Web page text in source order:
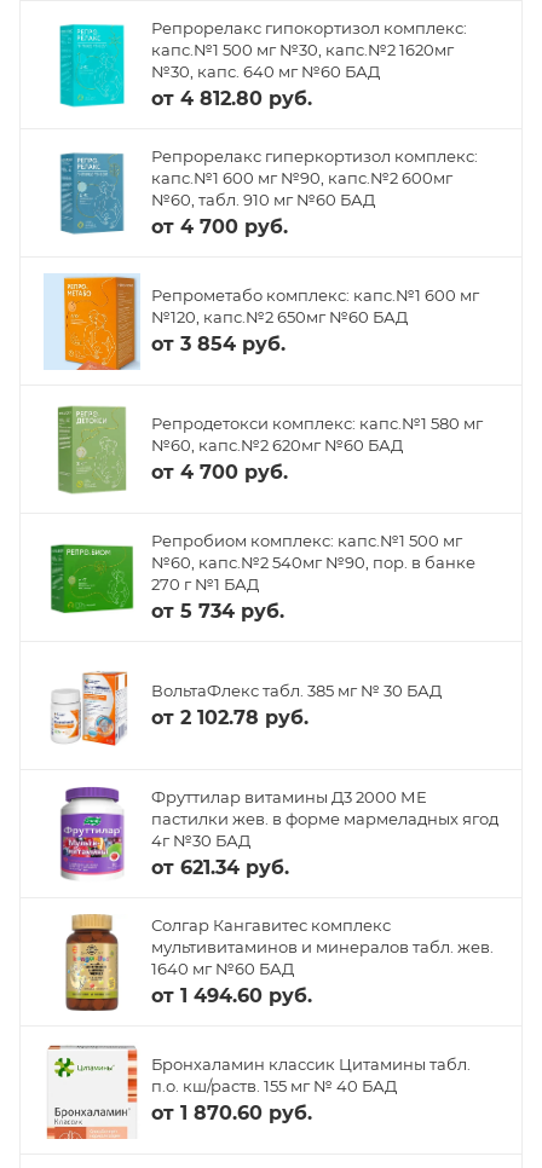
Репрорелакс гипокортизол комплекс:
капс.№1 500 мг №30, капс.№2 1620мг
№30, капс. 640 мг №60 БАД
от 4 812.80 руб.
Репрорелакс гиперкортизол комплекс:
капс.№1 600 мг №90, капс.№2 600мг
№60, табл. 910 мг №60 БАД
от 4 700 руб.
Репрометабо комплекс: капс.№1 600 мг
№120, капс.№2 650мг №60 БАД
от 3 854 руб.
Репродетокси комплекс: капс.№1 580 мг
№60, капс.№2 620мг №60 БАД
от 4 700 руб.
Репробиом комплекс: капс.№1 500 мг
№60, капс.№2 540мг №90, пор. в банке
270 г №1 БАД
от 5 734 руб.
ВольтаФлекс табл. 385 мг № 30 БАД
от 2 102.78 руб.
Фруттилар витамины Д3 2000 МЕ
пастилки жев. в форме мармеладных ягод
4г №30 БАД
от 621.34 руб.
Солгар Кангавитес комплекс
мультивитаминов и минералов табл. жев.
1640 мг №60 БАД
от 1 494.60 руб.
Бронхаламин классик Цитамины табл.
п.о. кш/раств. 155 мг № 40 БАД
от 1 870.60 руб.